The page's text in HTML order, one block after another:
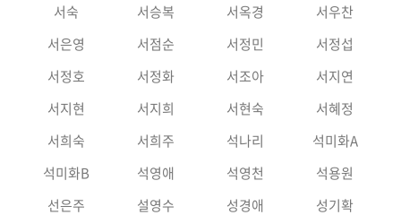
서숙
서승복 서옥경
서우찬
서은영
서점순 서정민
서정섭
서정호
서정화 서조아
서지연
서지현
서지희 서현숙
서혜정
서희숙
서희주 석나리
석미화A
석미화B
석영애 석영천
석용원
선은주
설영수 성경애
성기확